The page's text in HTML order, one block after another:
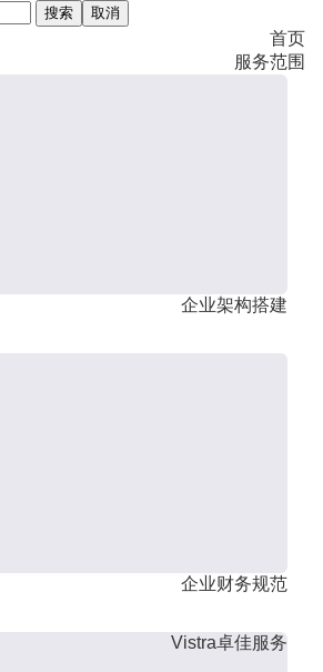
搜索 取消
首页
服务范围
企业架构搭建
企业财务规范
Vistra卓佳服务